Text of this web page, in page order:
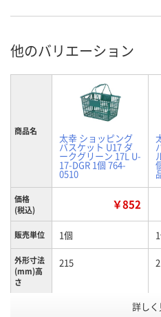
他のバリエーション
商品名
太幸 ショッピング
バスケット U17 ダ
ークグリーン 17L U-
17-DGR 1個 764-
0510
価格
(税込)
￥852
販売単位 1個
外形寸法
(mm)高
さ
215
詳しく